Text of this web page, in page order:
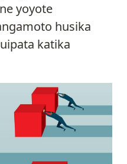
yoyote
husika
katika